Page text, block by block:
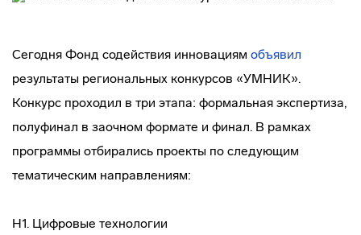
Сегодня Фонд содействия инновациям объявил
результаты региональных конкурсов «УМНИК».
Конкурс проходил в три этапа: формальная экспертиза,
полуфинал в заочном формате и финал. В рамках
программы отбирались проекты по следующим
тематическим направлениям:
Н1. Цифровые технологии